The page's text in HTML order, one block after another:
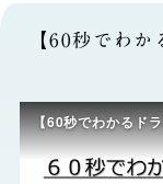
【60秒でわ
【60秒でわかるド